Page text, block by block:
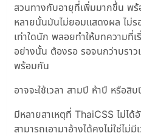
สวนทางกับอายุที่เพิ่มมากขึ้น พ
หลายนั้นมันไม่ยอมแสดงผล ไม่ร
เท่าใดนัก พลอยทำให้บทความที่เ
อย่างนั้น ต้องรอ รอจนกว่าบราว
พร้อมกัน
อาจจะใช้เวลา สามปี ห้าปี หรือ
มีหลายสาเหตุที่ ThaiCSS ไม่ได้
สามารถเอามาอ้างได้คงไม่ใช่ไม่